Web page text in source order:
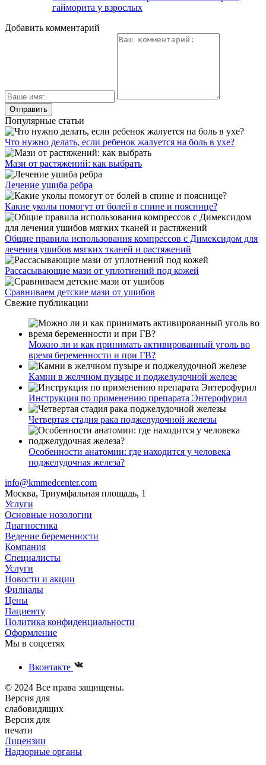
гайморита у взрослых
Добавить комментарий
Популярные статьи
Что нужно делать, если ребенок жалуется на боль в ухе?
Мази от растяжений: как выбрать
Лечение ушиба ребра
Какие уколы помогут от болей в спине и пояснице?
Общие правила использования компрессов с Димексидом для
лечения ушибов мягких тканей и растяжений
Рассасывающие мази от уплотнений под кожей
Сравниваем детские мази от ушибов
Свежие публикации
Можно ли и как принимать активированный уголь во
время беременности и при ГВ?
Камни в желчном пузыре и поджелудочной железе
Инструкция по применению препарата Энтерофурил
Четвертая стадия рака поджелудочной железы
Особенности анатомии: где находится у человека
поджелудочная железа?
info@kmmedcenter.com
Москва, Триумфальная площадь, 1
Услуги
Основные нозологии
Диагностика
Ведение беременности
Компания
Специалисты
Услуги
Новости и акции
Филиалы
Цены
Пациенту
Политика конфиденциальности
Оформление
Мы в соцсетях
Вконтакте
© 2024 Все права защищены.
Версия для
слабовидящих
Версия для
печати
Лицензии
Надзорные органы